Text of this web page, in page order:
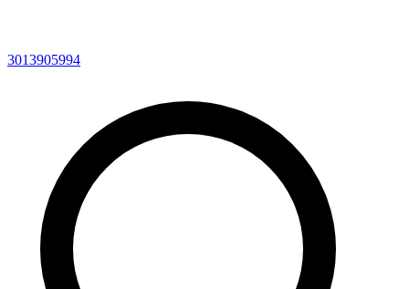
3013905994